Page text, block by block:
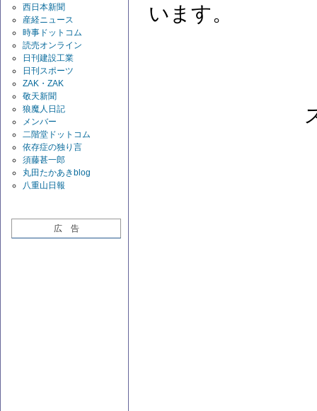
西日本新聞
産経ニュース
時事ドットコム
読売オンライン
日刊建設工業
日刊スポーツ
ZAK・ZAK
敬天新聞
狼魔人日記
メンバー
二階堂ドットコム
依存症の独り言
須藤甚一郎
丸田たかあきblog
八重山日報
広 告
います。